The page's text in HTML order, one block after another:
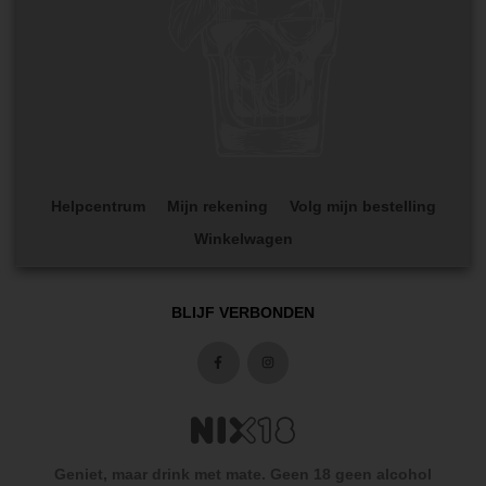
Helpcentrum Mijn rekening
Volg mijn bestelling
Winkelwagen
BLIJF VERBONDEN
Geniet, maar drink met mate. Geen 18 geen alcohol